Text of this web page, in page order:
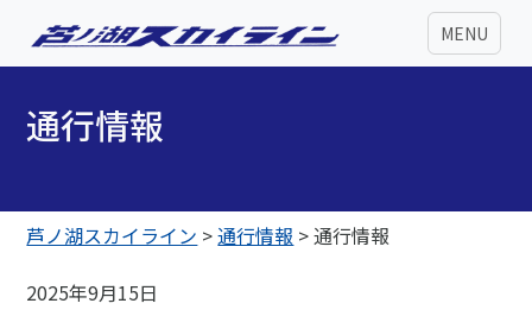
MENU
通行情報
芦ノ湖スカイライン >通行情報 >通行情報
2025年9月15日